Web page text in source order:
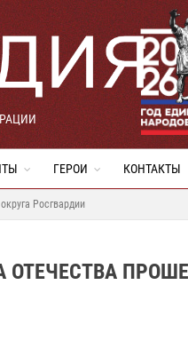
ГЕРОИ КОНТАКТЫ
Росгвардии